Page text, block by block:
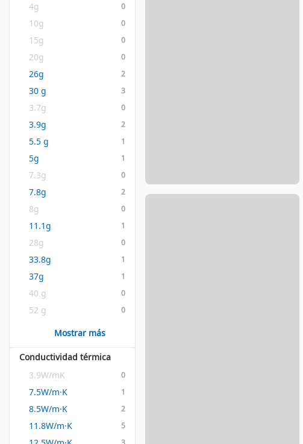
4g 0
10g 0
15g 0
20g 0
26g 2
30 g 3
3.7g 0
3.9g 2
5.5 g 1
5g 1
7.3g 0
7.8g 2
8g 0
11.1g 1
28g 0
33.8g 1
37g 1
40 g 0
52 g 0
Mostrar más
Conductividad térmica
3.9W/mK
0
7.5W/m·K 1
8.5W/m·K 2
11.8W/m·K 5